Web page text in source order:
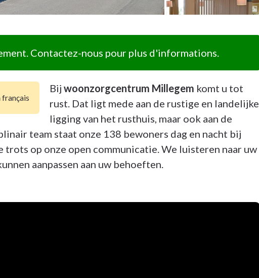
Contactez-nous pour plus d'informations.
français
Bij woonzorgcentrum Millegem komt u tot
rust. Dat ligt mede aan de rustige en landelijke
ligging van het rusthuis, maar ook aan de
team staat onze 138 bewoners dag en nacht bij
trots op onze open communicatie. We luisteren naar uw
aanpassen aan uw behoeften.